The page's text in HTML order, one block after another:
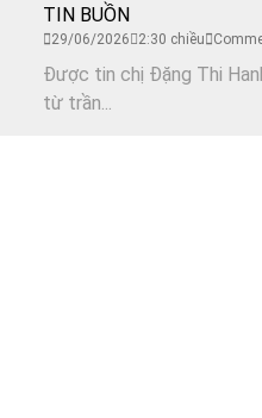
TIN BUỒN
29/06/2026 2:30 chiều
Được tin chị Đặng Thi
từ trần...